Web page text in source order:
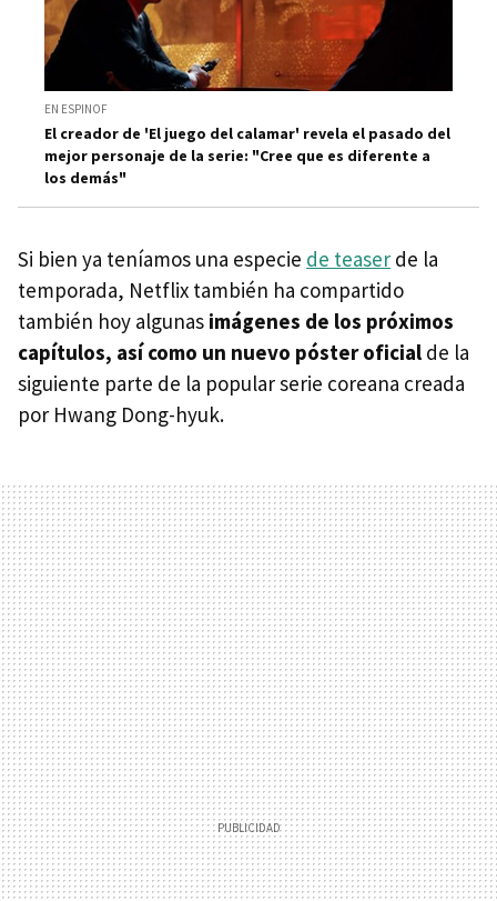
EN ESPINOF
El creador de 'El juego del calamar' revela el pasado del
mejor personaje de la serie: "Cree que es diferente a
los demás"
Si bien ya teníamos una especie de teaser de la
temporada, Netflix también ha compartido
también hoy algunas imágenes de los próximos
capítulos, así como un nuevo póster oficial de la
siguiente parte de la popular serie coreana creada
por Hwang Dong-hyuk.